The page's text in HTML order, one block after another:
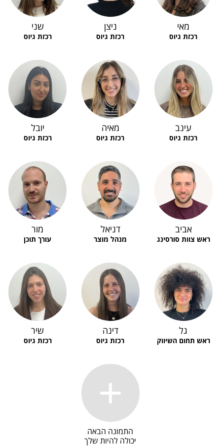
מאי
רכזת גיוס
ניצן
רכזת גיוס
שני
רכזת גיוס
עינב
רכזת גיוס
מאיה
רכזת גיוס
יובל
רכזת גיוס
אביב
ראש צוות סורסינג
דניאל
מנהל מוצר
מור
עורך תוכן
גל
ראש תחום השיווק
דינה
רכזת גיוס
שיר
רכזת גיוס
התמונה הבאה
יכולה להיות שלך